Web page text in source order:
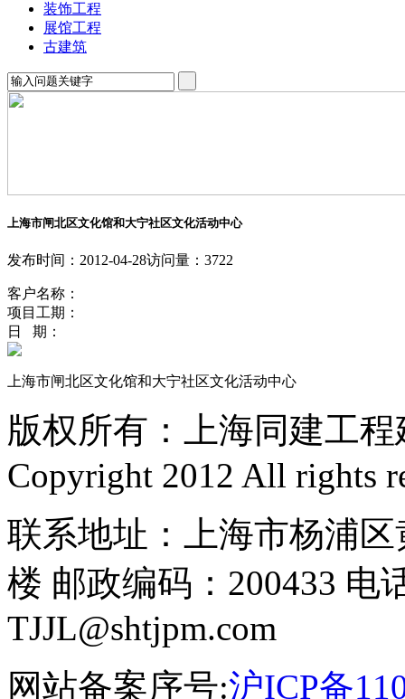
装饰工程
展馆工程
古建筑
上海市闸北区文化馆和大宁社区文化活动中心
发布时间：2012-04-28访问量：3722
客户名称：
项目工期：
日 期：
上海市闸北区文化馆和大宁社区文化活动中心
版权所有：上海同建工
Copyright 2012 All rights
联系地址：上海市杨浦
楼 邮政编码：200433 电
TJJL@shtjpm.com
网站备案序号:沪ICP备